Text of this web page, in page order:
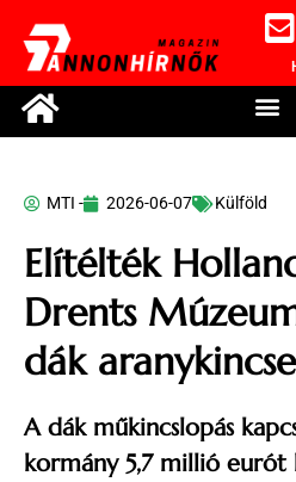
MTI - 2026-06-07 Külföld
Elítélték
Drents
dák
A dák műkincslopás
kormány 5,7 millió